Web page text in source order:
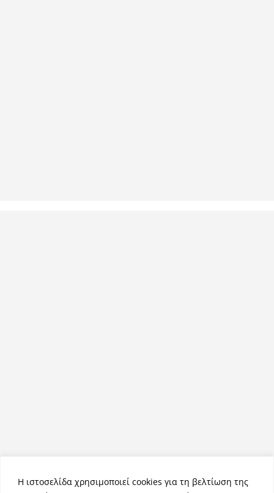
Η ιστοσελίδα χρησιμοποιεί cookies για τη βελτίωση της